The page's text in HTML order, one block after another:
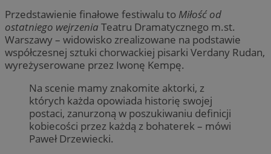
Przedstawienie finałowe festiwalu to Miłość od
ostatniego wejrzenia Teatru Dramatycznego m.st.
Warszawy – widowisko zrealizowane na podstawie
współczesnej sztuki chorwackiej pisarki Verdany Rudan,
wyreżyserowane przez Iwonę Kempę.
Na scenie mamy znakomite aktorki, z
których każda opowiada historię swojej
postaci, zanurzoną w poszukiwaniu definicji
kobiecości przez każdą z bohaterek – mówi
Paweł Drzewiecki.